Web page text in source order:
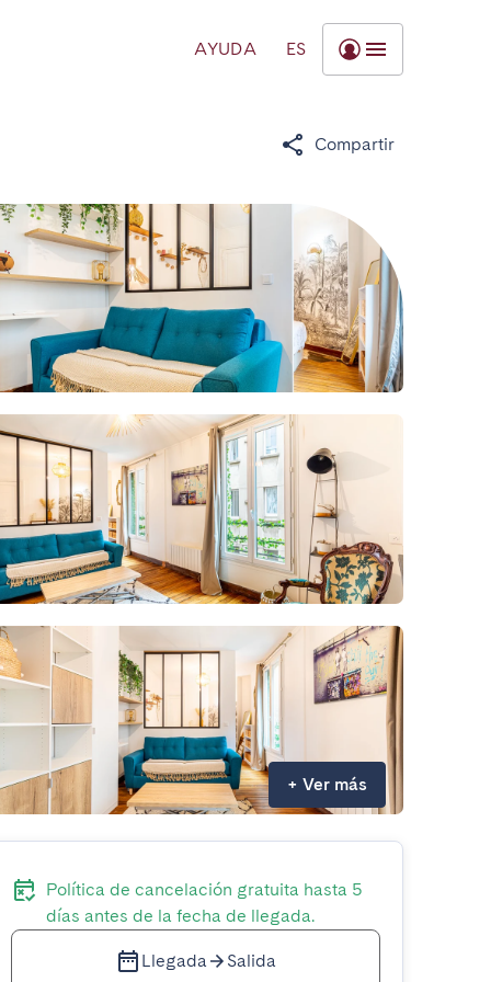
AYUDA ES
Compartir
+ Ver más
Política de cancelación gratuita hasta 5
días antes de la fecha de llegada.
Llegada Salida